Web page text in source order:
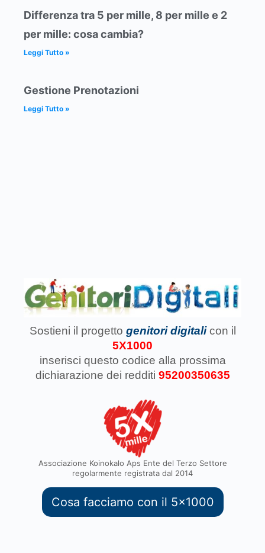
Differenza tra 5 per mille, 8 per mille e 2
per mille: cosa cambia?
Leggi Tutto »
Gestione Prenotazioni
Leggi Tutto »
Sostieni il progetto genitori digitali con il
5X1000
inserisci questo codice alla prossima
dichiarazione dei redditi 95200350635
Associazione Koinokalo Aps Ente del Terzo Settore
regolarmente registrata dal 2014
Cosa facciamo con il 5x1000